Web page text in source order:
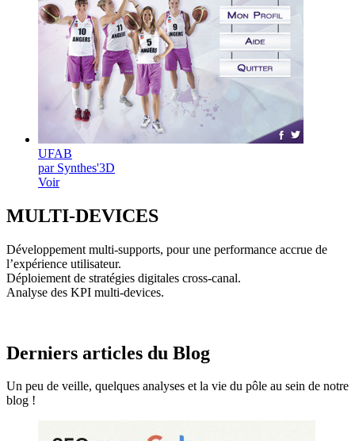
UFAB
par Synthes'3D
Voir
MULTI-DEVICES
Développement multi-supports, pour une performance accrue de
l’expérience utilisateur.
Déploiement de stratégies digitales cross-canal.
Analyse des KPI multi-devices.
Derniers articles du Blog
Un peu de veille, quelques analyses et la vie du pôle au sein de notre
blog !